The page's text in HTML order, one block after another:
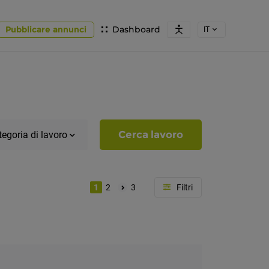
Dashboard
Pubblicare annunci IT
di lavoro Cerca lavoro
1 2 3